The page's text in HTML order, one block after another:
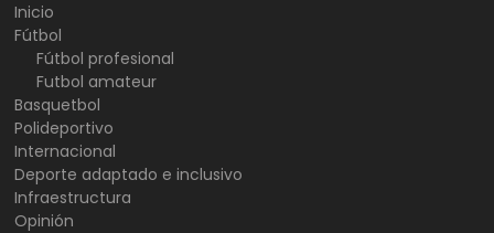
Inicio
Fútbol
Fútbol profesional
Futbol amateur
Basquetbol
Polideportivo
Internacional
Deporte adaptado e inclusivo
Infraestructura
Opinión